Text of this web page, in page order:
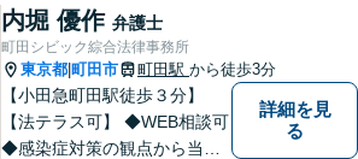
す。まずはお気軽ご相談くだ
さい。
内堀 優作 弁護士
町田シビック綜合法律事務所
東京都 町田市 町田駅 から徒歩3分
【小田急町田駅徒歩３分】
【法テラス可】 ◆WEB相談可
◆感染症対策の観点から当面
詳細を見
る